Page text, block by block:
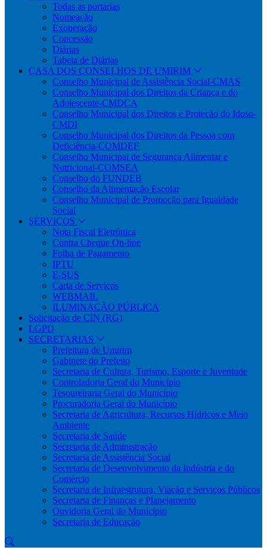
Todas as portarias
Nomeação
Exoneração
Concessão
Diárias
Tabela de Diárias
CASA DOS CONSELHOS DE UMIRIM
Conselho Municipal de Assistência Social-CMAS
Conselho Municipal dos Direitos da Criança e do
Adolescente-CMDCA
Conselho Municipal dos Direitos e Proteção do Idoso-
CMDI
Conselho Municipal dos Direitos da Pessoa com
Deficiência-COMDEF
Conselho Municipal de Segurança Alimentar e
Nutricional-COMSEA
Conselho do FUNDEB
Conselho da Alimentação Escolar
Conselho Municipal de Promoção para Igualdade
Social
SERVIÇOS
Nota Fiscal Eletrônica
Contra Cheque On-line
Folha de Pagamento
IPTU
E-SUS
Carta de Serviços
WEBMAIL
ILUMINAÇÃO PÚBLICA
Solicitação de CIN (RG)
LGPD
SECRETARIAS
Prefeitura de Umirim
Gabinete do Prefeito
Secretaria de Cultura, Turismo, Esporte e Juventude
Controladoria Geral do Município
Tesoureiraria Geral do Município
Procuradoria Geral do Município
Secretaria de Agricultura, Recursos Hídricos e Meio
Ambiente
Secretaria de Saúde
Secretaria de Administração
Secretaria de Assistência Social
Secretaria de Desenvolvimento da Indústria e do
Comércio
Secretaria de Infraestrutura, Viação e Serviços Públicos
Secretaria de Finanças e Planejamento
Ouvidoria Geral do Município
Secretaria de Educação